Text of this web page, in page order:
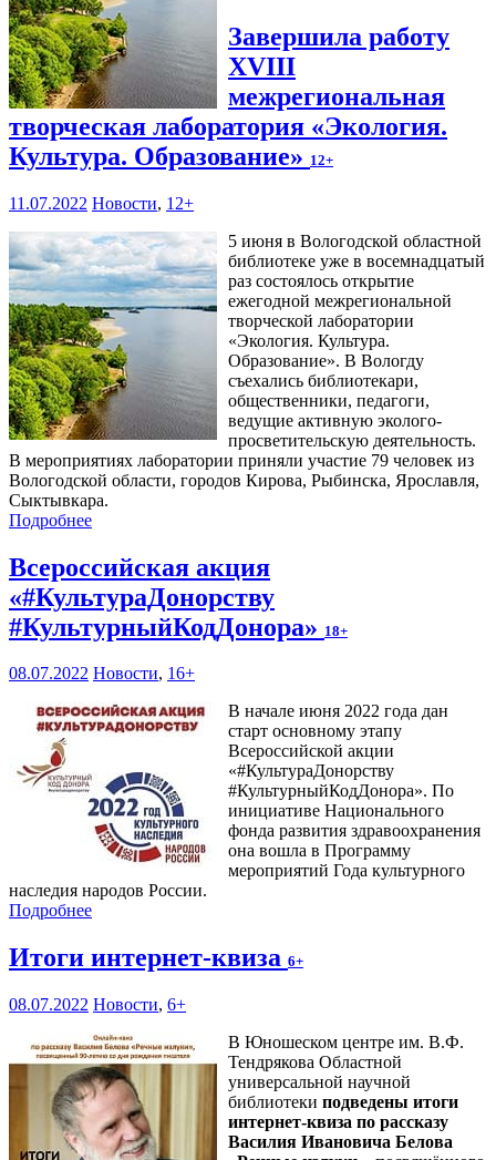
Завершила работу
XVIII
межрегиональная
творческая лаборатория «Экология.
Культура. Образование» 12+
11.07.2022 Новости, 12+
5 июня в Вологодской областной
библиотеке уже в восемнадцатый
раз состоялось открытие
ежегодной межрегиональной
творческой лаборатории
«Экология. Культура.
Образование». В Вологду
съехались библиотекари,
общественники, педагоги,
ведущие активную эколого-
просветительскую деятельность.
В мероприятиях лаборатории приняли участие 79 человек из
Вологодской области, городов Кирова, Рыбинска, Ярославля,
Сыктывкара.
Подробнее
Всероссийская акция
«#КультураДонорству
#КультурныйКодДонора» 18+
08.07.2022 Новости, 16+
В начале июня 2022 года дан
старт основному этапу
Всероссийской акции
«#КультураДонорству
#КультурныйКодДонора». По
инициативе Национального
фонда развития здравоохранения
она вошла в Программу
мероприятий Года культурного
наследия народов России.
Подробнее
Итоги интернет-квиза 6+
08.07.2022 Новости, 6+
В Юношеском центре им. В.Ф.
Тендрякова Областной
универсальной научной
библиотеки подведены итоги
интернет-квиза по рассказу
Василия Ивановича Белова